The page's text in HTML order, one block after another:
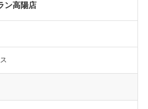
ン高陽店